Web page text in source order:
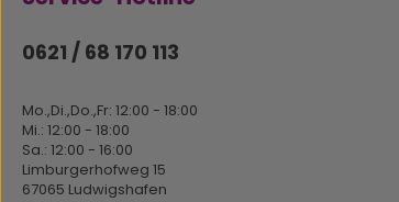
0621 / 68 170 113
Mo.,Di.,Do.,Fr: 12:00 - 18:00
Mi.: 12:00 - 18:00
Sa.: 12:00 - 16:00
Limburgerhofweg 15
67065 Ludwigshafen